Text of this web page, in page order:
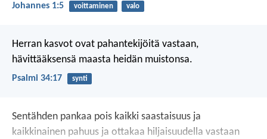
Johannes 1:5 voittaminen valo
Herran kasvot ovat pahantekijöitä vastaan,
hävittääksensä maasta heidän muistonsa.
Psalmi 34:17 synti
Sentähden pankaa pois kaikki saastaisuus ja
kaikkinainen pahuus ja ottakaa hiljaisuudella vastaan